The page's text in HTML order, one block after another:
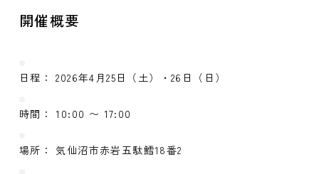
開催概要
日程： 2026年4月25日（土）・26日（日）
時間： 10:00 〜 17:00
場所： 気仙沼市赤岩五駄鱈18番2